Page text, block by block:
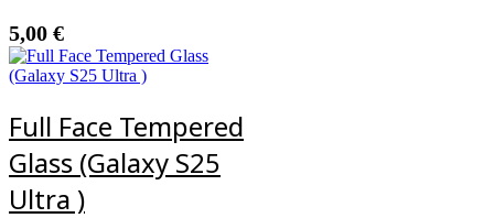
5,00 €
Full Face Tempered
Glass (Galaxy S25
Ultra )